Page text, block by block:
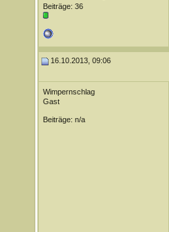
Beiträge: 36
16.10.2013, 09:06
Wimpernschlag
Gast
Beiträge: n/a